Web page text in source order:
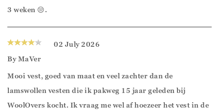
3 weken 😒.
02 July 2026
ByMaVer
Mooi vest, goed van maat en veel zachter dan de
lamswollen vesten die ik pakweg 15 jaar geleden bij
WoolOvers kocht. Ik vraag me wel af hoezeer het vest in de